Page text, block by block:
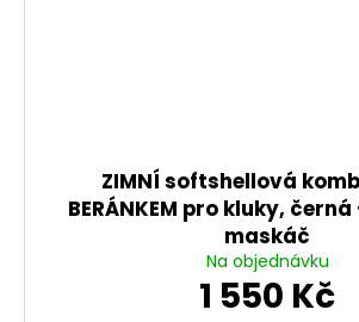
ZIMNÍ softshellová
BERÁNKEM pro kluky, černá
maskáč
Na objednávku
1 550 Kč